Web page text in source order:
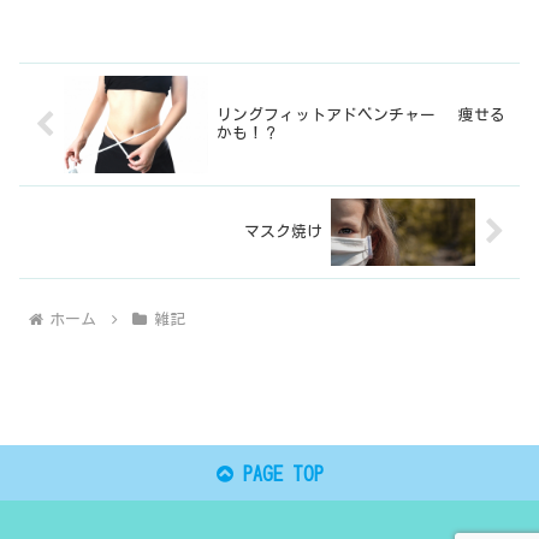
リングフィットアドベンチャー 痩せる
かも！？
マスク焼け
ホーム 雑記
PAGE TOP